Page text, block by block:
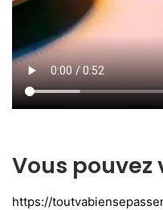
Vous
https://